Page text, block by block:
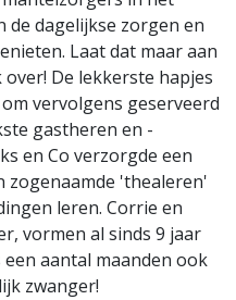
de dagelijkse zorgen en
Laat dat maar aan
De lekkerste hapjes
vervolgens geserveerd
gastheren en -
en Co verzorgde een
zogenaamde 'thealeren'
leren. Corrie en
vormen al sinds 9 jaar
aantal maanden ook
zwanger!